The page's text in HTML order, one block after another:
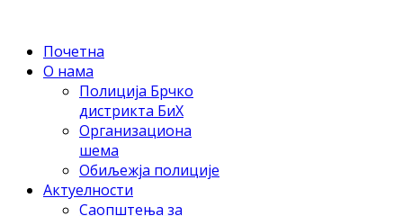
Почетна
О нама
Полиција Брчко
дистрикта БиХ
Организациона
шема
Обиљежја полиције
Актуелности
Саопштења за